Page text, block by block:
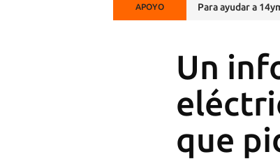
APOYO Para ayudar a
Un
que